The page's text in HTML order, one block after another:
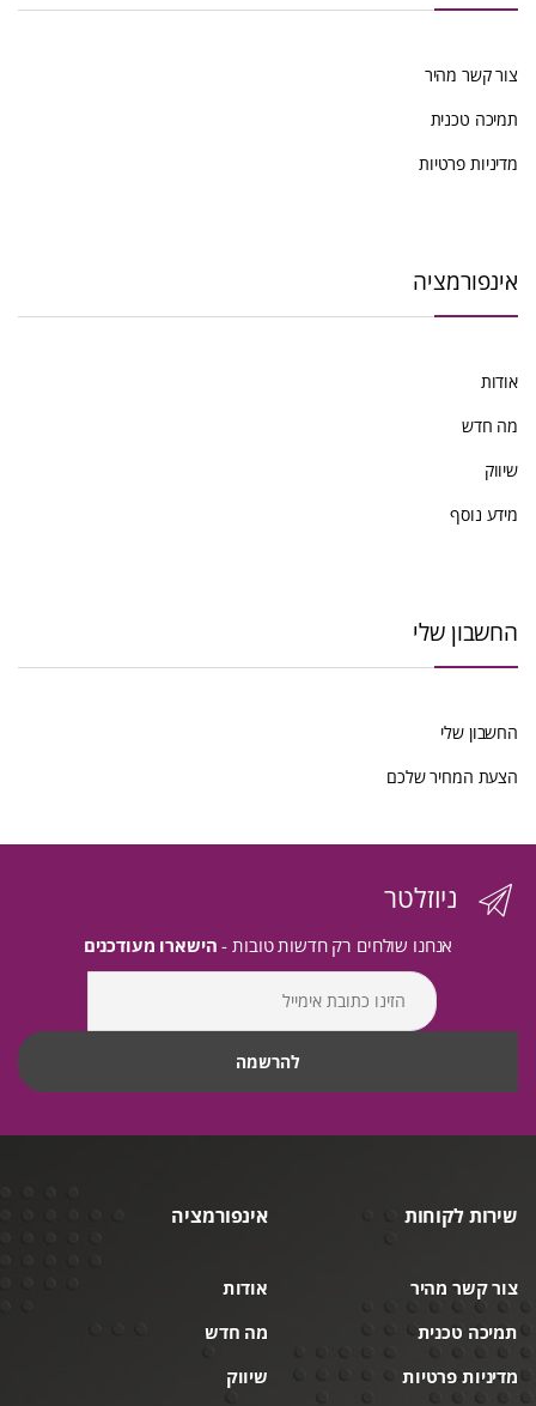
צור קשר מהיר
תמיכה טכנית
מדיניות פרטיות
אינפורמציה
אודות
מה חדש
שיווק
מידע נוסף
החשבון שלי
החשבון שלי
הצעת המחיר שלכם
ניוזלטר
אנחנו שולחים רק חדשות טובות - הישארו מעודכנים
שירות לקוחות
צור קשר מהיר
תמיכה טכנית
מדיניות פרטיות
אינפורמציה
אודות
מה חדש
שיווק